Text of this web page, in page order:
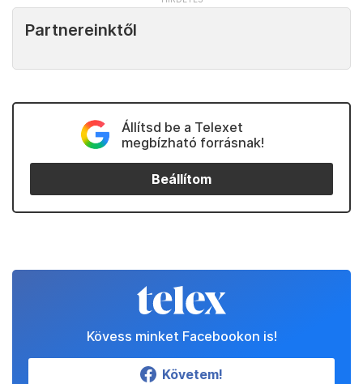
Partnereinktől
Állítsd be a Telexet
megbízható forrásnak!
Beállítom
Kövess minket Facebookon is!
Követem!